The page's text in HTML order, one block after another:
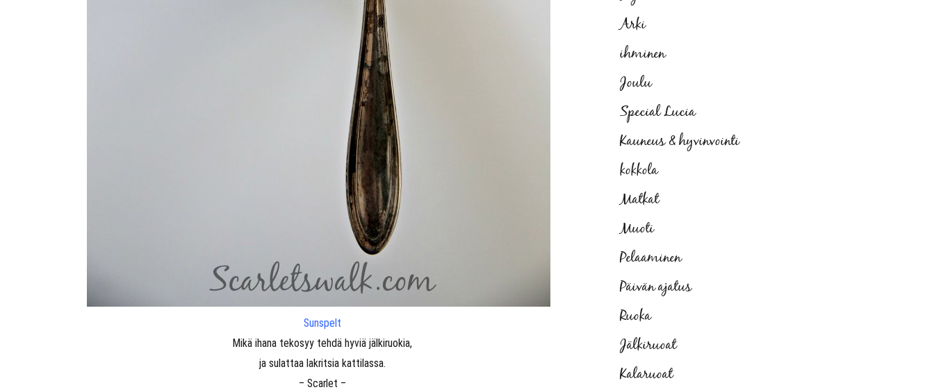
Sunspelt
Mikä ihana tekosyy tehdä hyviä jälkiruokia,
ja sulattaa lakritsia kattilassa.
– Scarlet –
Arki
ihminen
Joulu
Special Lucia
Kauneus & hyvinvointi
kokkola
Matkat
Muoti
Pelaaminen
Päivän ajatus
Ruoka
Jälkiruoat
Kalaruoat